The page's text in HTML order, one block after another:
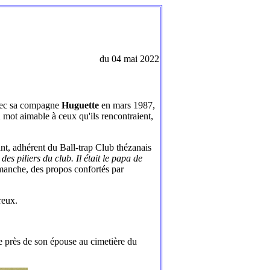
du 04 mai 2022
sa compagne Huguette en mars 1987,
aimable à ceux qu'ils rencontraient,
adhérent du Ball-trap Club thézanais
piliers du club. Il était le papa de
des propos confortés par
de son épouse au cimetière du